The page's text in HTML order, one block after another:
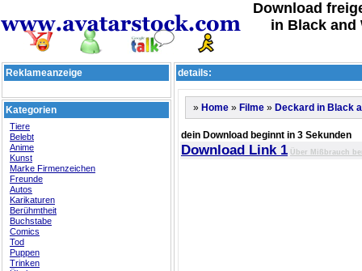
Download
in Black and
Reklameanzeige
Kategorien
Tiere
Belebt
Anime
Kunst
Marke Firmenzeichen
Freunde
Autos
Karikaturen
Berühmtheit
Buchstabe
Comics
Tod
Puppen
Trinken
details:
» Home » Filme » Deckard in Black
dein Download beginnt in 3 Sekunden
Download Link 1 Über Mißbrauch